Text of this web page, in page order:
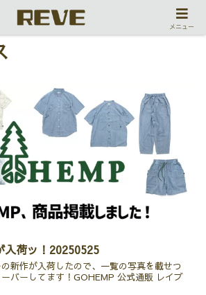
入荷ッ！20250525
新作が入荷したので、一覧の写真を載せつ
バーしてます！GOHEMP 公式通販 レイブ
メニュー